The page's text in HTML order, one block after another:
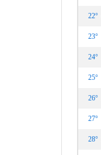
22°
23°
24°
25°
26°
27°
28°